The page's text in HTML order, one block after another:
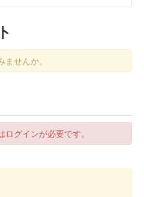
せんか。
グインが必要です。